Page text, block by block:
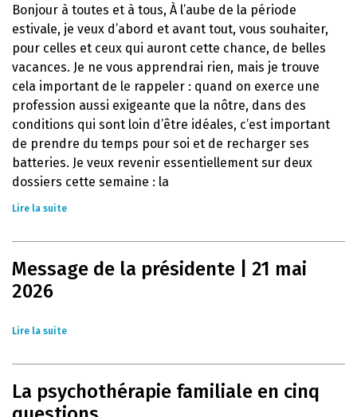
Bonjour à toutes et à tous, À l’aube de la période
estivale, je veux d’abord et avant tout, vous souhaiter,
pour celles et ceux qui auront cette chance, de belles
vacances. Je ne vous apprendrai rien, mais je trouve
cela important de le rappeler : quand on exerce une
profession aussi exigeante que la nôtre, dans des
conditions qui sont loin d’être idéales, c’est important
de prendre du temps pour soi et de recharger ses
batteries. Je veux revenir essentiellement sur deux
dossiers cette semaine : la
Lire la suite
Message de la présidente | 21 mai
2026
Lire la suite
La psychothérapie familiale en cinq